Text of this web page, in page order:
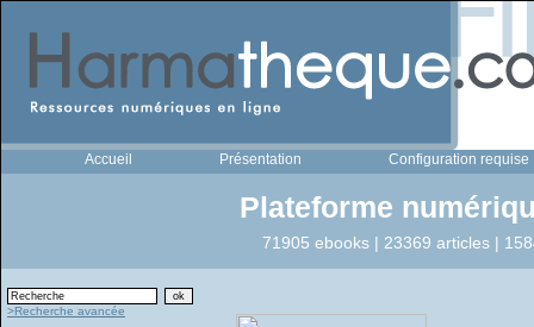
Accueil Présentation Configuration requise
Plateforme
71905 ebooks | 23369 articles |
>Recherche avancée